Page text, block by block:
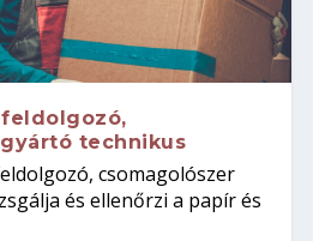
technikus
csomagolószer
és ellenőrzi a papír és